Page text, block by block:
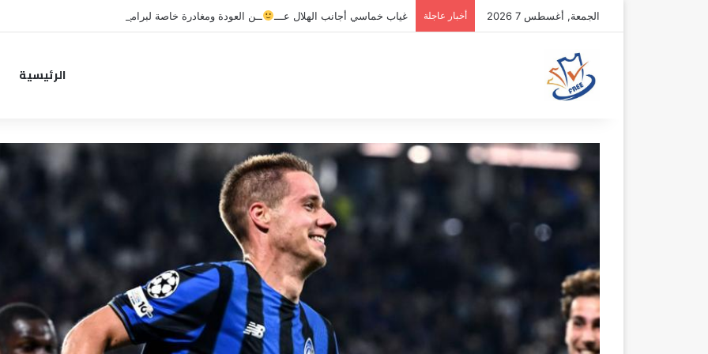
الجمعة, أغسطس 7 2026 أخبار عاجلة غياب خماسي أجانب الهلال عـــ ــن العودة ومغادرة خاصة لبرامج الاستشفاء والتأهيل
الرئيسية